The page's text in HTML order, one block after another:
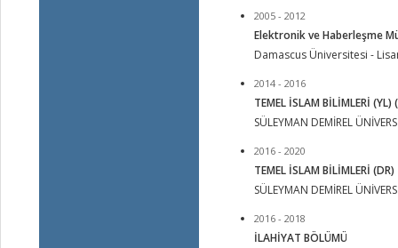
2005 - 2012
Elektronik ve Haberleşme
Damascus Üniversitesi -
2014 - 2016
TEMEL İSLAM BİLİMLERİ (YL)
SÜLEYMAN DEMİREL
2016 - 2020
TEMEL İSLAM BİLİMLERİ (DR)
SÜLEYMAN DEMİREL
2016 - 2018
İLAHİYAT BÖLÜMÜ